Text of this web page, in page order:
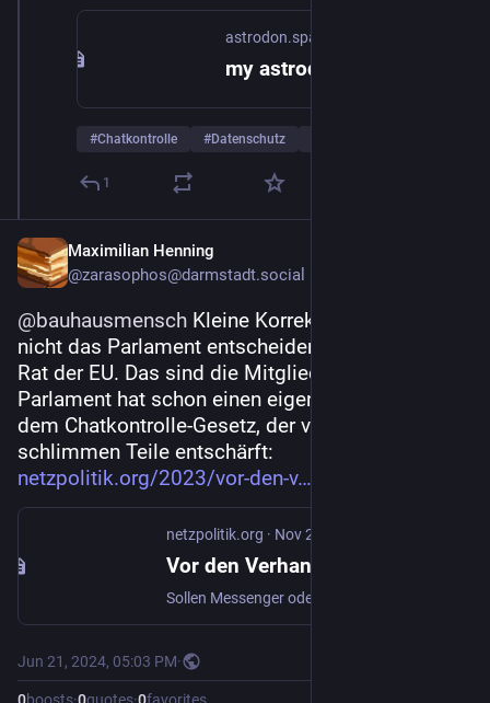
astrodon.space
#Chatkontrolle #Datenschutz
1
Maximilian Henning
@zarasophos@darmstadt.social
@bauhausmensch Kleine Korrektur: Es sollte
nicht das Parlament entscheiden, sondern der
Rat der EU. Das sind die Mitgliedstaaten. Das
Parlament hat schon einen eigenen Entwurf zu
dem Chatkontrolle-Gesetz, der viele der
schlimmen Teile entschärft:
netzpolitik.org/2023/vor-den-v
netzpolitik.org · Nov 22, 2023
Jun 21, 2024, 05:03 PM·